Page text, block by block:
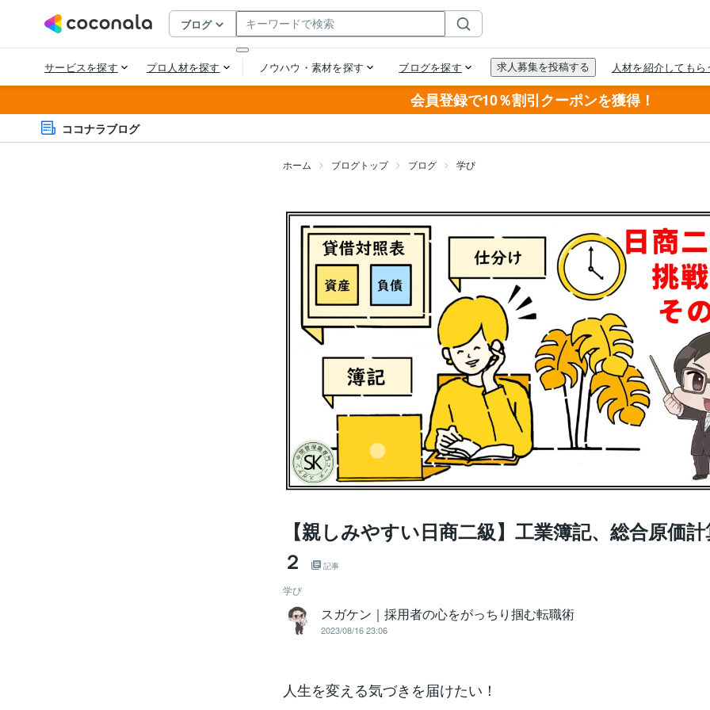
会員登録で10％割引クーポンを獲得！
ココナラブログ
ホーム ブログトップ ブログ 学び
【親しみやすい日商二級】工業簿記、総合原価
２
記事
学び
スガケン｜採用者の心をがっちり掴む転職術
2023/08/16 23:06
人生を変える気づきを届けたい！